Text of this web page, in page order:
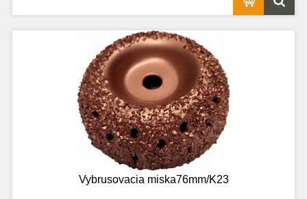
Vybrusovacia miska76mm/K23